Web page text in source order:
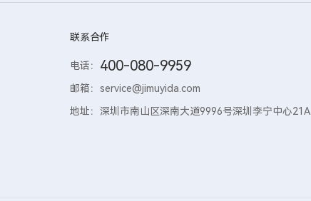
联系合作
电话： 400-080-9959
邮箱： service@jimuyida.com
地址： 深圳市南山区深南大道9996号深圳李宁中心21A